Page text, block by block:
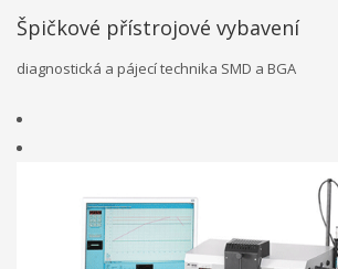
Špičkové přístrojové vybavení
diagnostická a pájecí technika SMD a BGA